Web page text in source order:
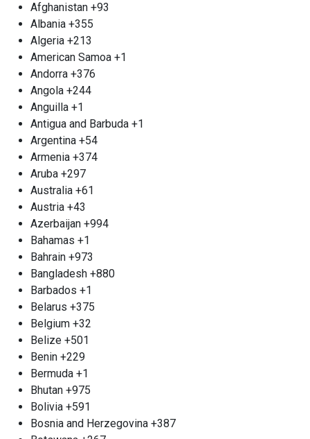
отходы; это ресурс, который мы готовы
преобразить вместе с вами, создавая новое из
старого, сохраняя природу и заботясь о
будущем.
Прием старых аккумуляторов м.
Тульская
Старые автомобильные аккумуляторы
утрачивают свою эффективность, порождая
острую необходимость в их безопасной
утилизации. Попытка самостоятельно
разобраться с данным вопросом может
обернуться риском и даже трагедией. Мы
настоятельно рекомендуем доверить эту задачу
профессионалам, которые знают, как
действовать правильно. Организация «Втормет»
предлагает вам качественные услуги по приему
аккумуляторов в пункте приема металлолома
Тульская. Мы гарантируем вам
конкурентоспособные цены и мгновенную
оплату за сданные батареи. Если вы располагаете
крупными партиями, мы организуем вывоз
прямо с вашего объекта, чтобы упростить
процесс для вас. Не рискуйте своим здоровьем и
безопасностью - выберите надежную команду,
способную обеспечить экологически чистый
Afghanistan +93
Albania +355
Algeria +213
American Samoa +1
Andorra +376
Angola +244
Anguilla +1
Antigua and Barbuda +1
Argentina +54
Armenia +374
Aruba +297
Australia +61
Austria +43
Azerbaijan +994
Bahamas +1
Bahrain +973
Bangladesh +880
Barbados +1
Belarus +375
Belgium +32
Belize +501
Benin +229
Bermuda +1
Bhutan +975
Bolivia +591
Bosnia and Herzegovina +387